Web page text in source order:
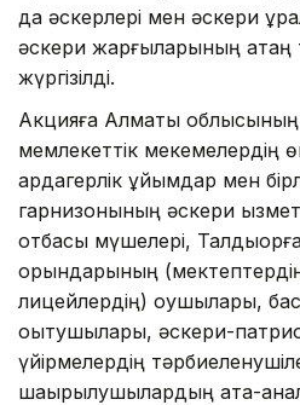
да әскерлері мен әскери
әскери жарғыларының қатаң
жүргізілді.
Акцияға Алматы
мемлекеттік мекемелердің
ардагерлік ұйымдар мен
гарнизонының әскери
отбасы мүшелері,
орындарының
лицейлердің) оқушылары,
оқытушылары, әскери-
үйірмелердің
шақырылушылардың ата-